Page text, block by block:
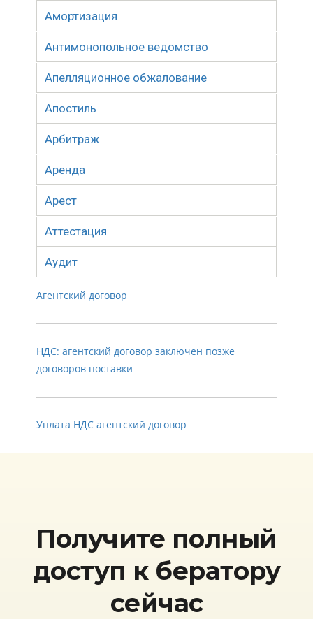
Амортизация
Антимонопольное ведомство
Апелляционное обжалование
Апостиль
Арбитраж
Аренда
Арест
Аттестация
Аудит
Агентский договор
НДС: агентский договор заключен позже
договоров поставки
Уплата НДС агентский договор
Получите полный
доступ к бератору
сейчас